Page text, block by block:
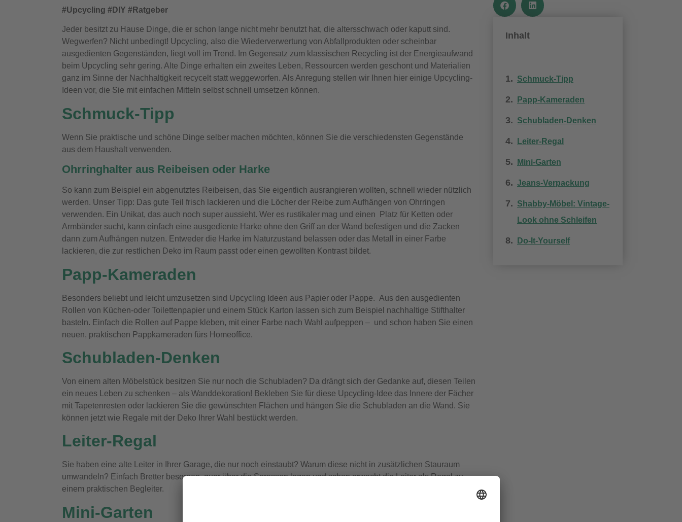
#Upcycling #DIY #Ratgeber
Jeder besitzt zu Hause Dinge, die er schon lange nicht mehr benutzt hat, die altersschwach oder kaputt sind.
Wegwerfen? Nicht unbedingt! Upcycling, also die Wiederverwertung von Abfallprodukten oder scheinbar
ausgedienten Gegenständen, liegt voll im Trend. Im Gegensatz zum klassischen Recycling ist der Energieaufwand
beim Upcycling sehr gering. Alte Dinge erhalten ein zweites Leben, Ressourcen werden geschont und Materialien
ganz im Sinne der Nachhaltigkeit recycelt statt weggeworfen. Als Anregung stellen wir Ihnen hier einige Upcycling-
Ideen vor, die Sie mit einfachen Mitteln selbst schnell umsetzen können.
Schmuck-Tipp
Wenn Sie praktische und schöne Dinge selber machen möchten, können Sie die verschiedensten Gegenstände
aus dem Haushalt verwenden.
Ohrringhalter aus Reibeisen oder Harke
So kann zum Beispiel ein abgenutztes Reibeisen, das Sie eigentlich ausrangieren wollten, schnell wieder nützlich
werden. Unser Tipp: Das gute Teil frisch lackieren und die Löcher der Reibe zum Aufhängen von Ohrringen
verwenden. Ein Unikat, das auch noch super aussieht. Wer es rustikaler mag und einen Platz für Ketten oder
Armbänder sucht, kann einfach eine ausgediente Harke ohne den Griff an der Wand befestigen und die Zacken
dann zum Aufhängen nutzen. Entweder die Harke im Naturzustand belassen oder das Metall in einer Farbe
lackieren, die zur restlichen Deko im Raum passt oder einen gewollten Kontrast bildet.
Papp-Kameraden
Besonders beliebt und leicht umzusetzen sind Upcycling Ideen aus Papier oder Pappe. Aus den ausgedienten
Rollen von Küchen-oder Toilettenpapier und einem Stück Karton lassen sich zum Beispiel nachhaltige Stifthalter
basteln. Einfach die Rollen auf Pappe kleben, mit einer Farbe nach Wahl aufpeppen – und schon haben Sie einen
neuen, praktischen Pappkameraden fürs Homeoffice.
Schubladen-Denken
Von einem alten Möbelstück besitzen Sie nur noch die Schubladen? Da drängt sich der Gedanke auf, diesen Teilen
ein neues Leben zu schenken – als Wanddekoration! Bekleben Sie für diese Upcycling-Idee das Innere der Fächer
mit Tapetenresten oder lackieren Sie die gewünschten Flächen und hängen Sie die Schubladen an die Wand. Sie
können jetzt wie Regale mit der Deko Ihrer Wahl bestückt werden.
Leiter-Regal
Sie haben eine alte Leiter in Ihrer Garage, die nur noch einstaubt? Warum diese nicht in zusätzlichen Stauraum
umwandeln? Einfach Bretter besorgen, quer über die Sprossen legen und schon erwacht die Leiter als Regal zu
einem praktischen Begleiter.
Mini-Garten
Inhalt
Schmuck-Tipp
Papp-Kameraden
Schubladen-Denken
Leiter-Regal
Mini-Garten
Jeans-Verpackung
Shabby-Möbel: Vintage-
Look ohne Schleifen
Do-It-Yourself